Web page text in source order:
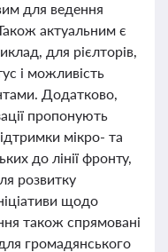
для ведення
актуальним є
для рієлторів,
і можливість
Додатково,
пропонують
мікро- та
до лінії фронту,
розвитку
щодо
також спрямовані
громадянського